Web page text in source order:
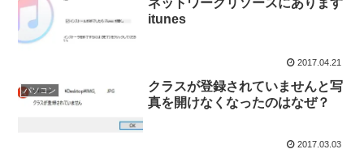
itunes
2017.04.21
パソコン
クラスが登録されていませんと写
真を開けなくなったのはなぜ？
2017.03.03